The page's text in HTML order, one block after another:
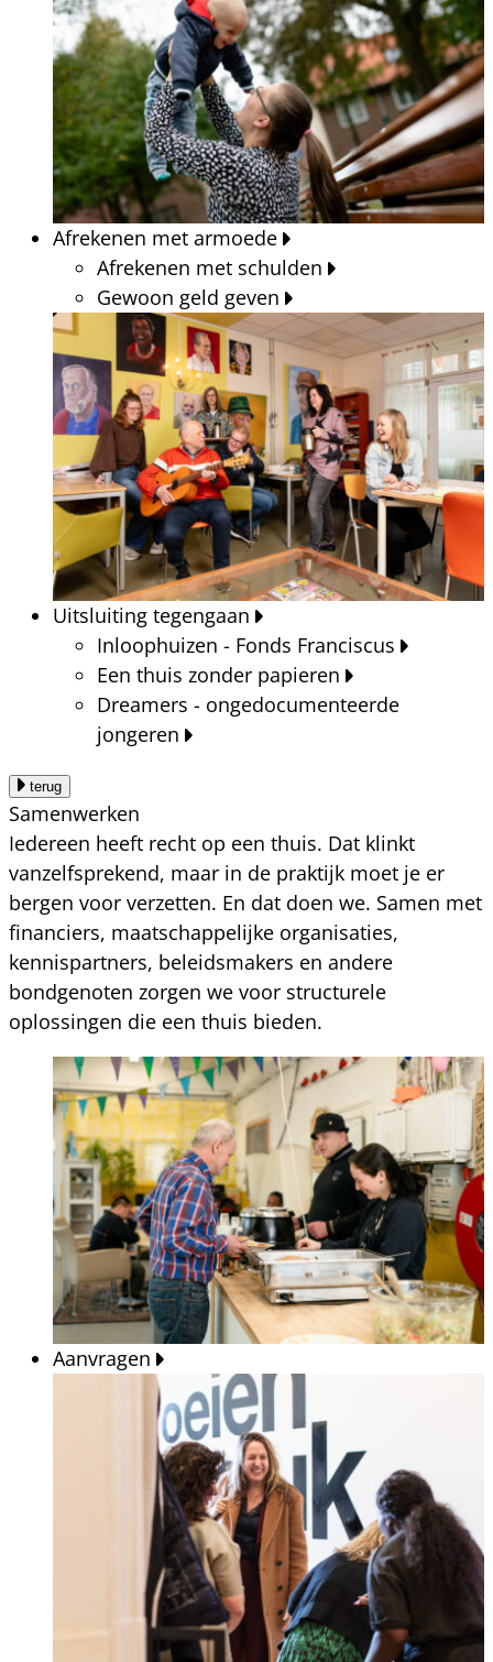
Afrekenen met armoede
Afrekenen met schulden
Gewoon geld geven
Uitsluiting tegengaan
Inloophuizen - Fonds Franciscus
Een thuis zonder papieren
Dreamers - ongedocumenteerde
jongeren
terug
Samenwerken
Iedereen heeft recht op een thuis. Dat klinkt
vanzelfsprekend, maar in de praktijk moet je er
bergen voor verzetten. En dat doen we. Samen met
financiers, maatschappelijke organisaties,
kennispartners, beleidsmakers en andere
bondgenoten zorgen we voor structurele
oplossingen die een thuis bieden.
Aanvragen